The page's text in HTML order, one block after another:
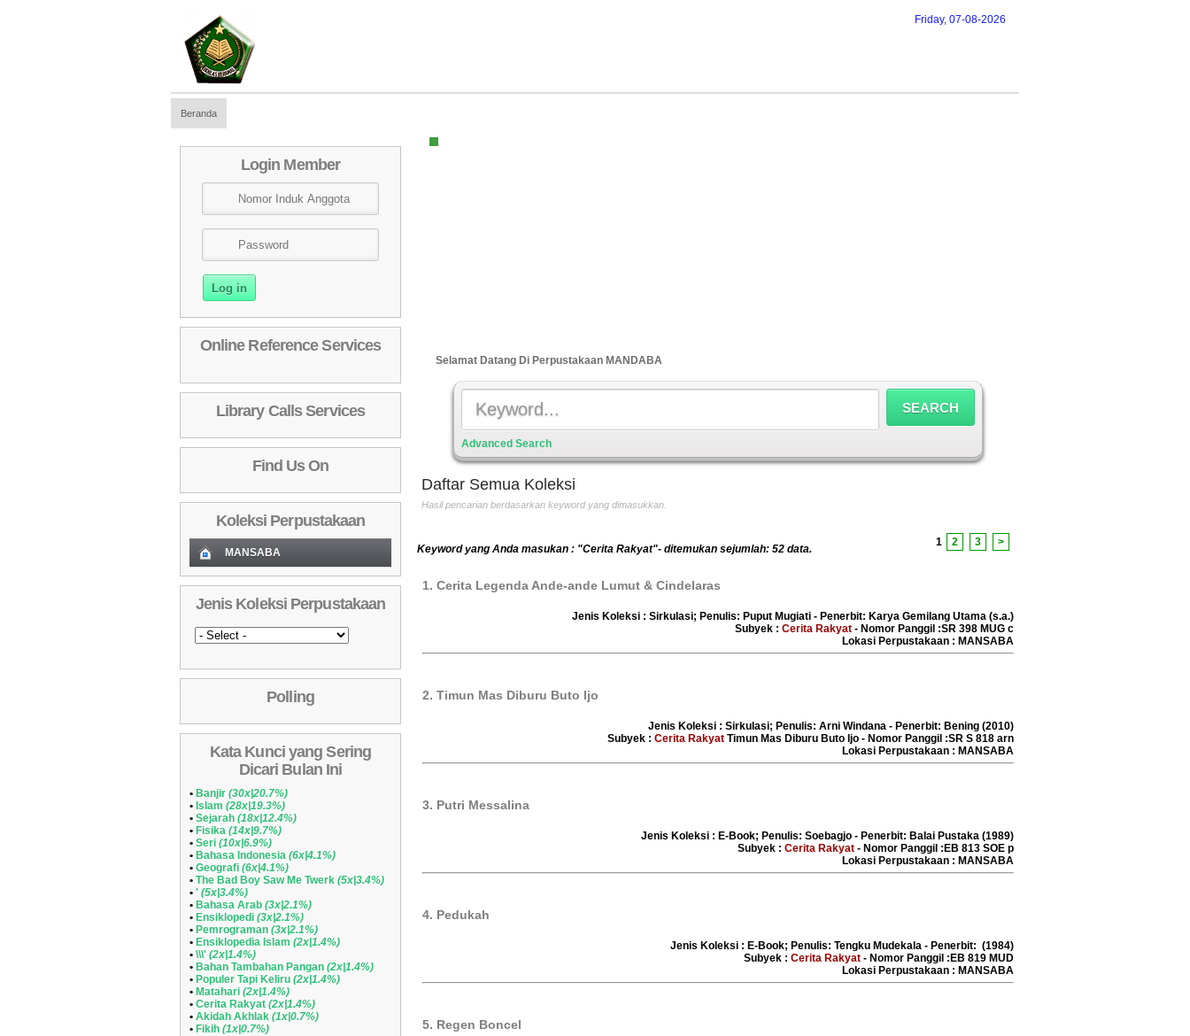
Friday, 07-08-2026
Beranda
Login Member
Online Reference Services
Library Calls Services
Find Us On
Koleksi Perpustakaan
MANSABA
02 Daftar Koleksi Baru (Tgl.Input)
03 Daftar Koleksi (Pengarang)
04 Daftar Koleksi (Judul)
Daftar Koleksi (Subyek)
06 Daftar Koleksi Banyak
Dipinjam
07 Daftar Koleksi (Klasifikasi/ddc)
Jenis Koleksi Perpustakaan
Polling
Kata Kunci yang Sering
Dicari Bulan Ini
• Banjir (30x|20.7%)
• Islam (28x|19.3%)
• Sejarah (18x|12.4%)
• Fisika (14x|9.7%)
• Seri (10x|6.9%)
• Bahasa Indonesia (6x|4.1%)
• Geografi (6x|4.1%)
• The Bad Boy Saw Me Twerk (5x|3.4%)
• ' (5x|3.4%)
• Bahasa Arab (3x|2.1%)
• Ensiklopedi (3x|2.1%)
• Pemrograman (3x|2.1%)
• Ensiklopedia Islam (2x|1.4%)
• \\\' (2x|1.4%)
• Bahan Tambahan Pangan (2x|1.4%)
• Populer Tapi Keliru (2x|1.4%)
• Matahari (2x|1.4%)
• Cerita Rakyat (2x|1.4%)
• Akidah Akhlak (1x|0.7%)
• Fikih (1x|0.7%)
Selamat Datang Di Perpustakaan MANDABA
Advanced Search
Daftar Semua Koleksi
Hasil pencarian berdasarkan keyword yang dimasukkan.
1 2 3 >
Keyword yang Anda masukan : "Cerita Rakyat"- ditemukan sejumlah: 52 data.
1. Cerita Legenda Ande-ande Lumut & Cindelaras
Jenis Koleksi : Sirkulasi; Penulis: Puput Mugiati - Penerbit: Karya Gemilang Utama (s.a.)
Subyek : Cerita Rakyat - Nomor Panggil :SR 398 MUG c
Lokasi Perpustakaan : MANSABA
2. Timun Mas Diburu Buto Ijo
Jenis Koleksi : Sirkulasi; Penulis: Arni Windana - Penerbit: Bening (2010)
Subyek : Cerita Rakyat Timun Mas Diburu Buto Ijo - Nomor Panggil :SR S 818 arn
Lokasi Perpustakaan : MANSABA
3. Putri Messalina
Jenis Koleksi : E-Book; Penulis: Soebagjo - Penerbit: Balai Pustaka (1989)
Subyek : Cerita Rakyat - Nomor Panggil :EB 813 SOE p
Lokasi Perpustakaan : MANSABA
4. Pedukah
Jenis Koleksi : E-Book; Penulis: Tengku Mudekala - Penerbit: (1984)
Subyek : Cerita Rakyat - Nomor Panggil :EB 819 MUD
Lokasi Perpustakaan : MANSABA
5. Regen Boncel